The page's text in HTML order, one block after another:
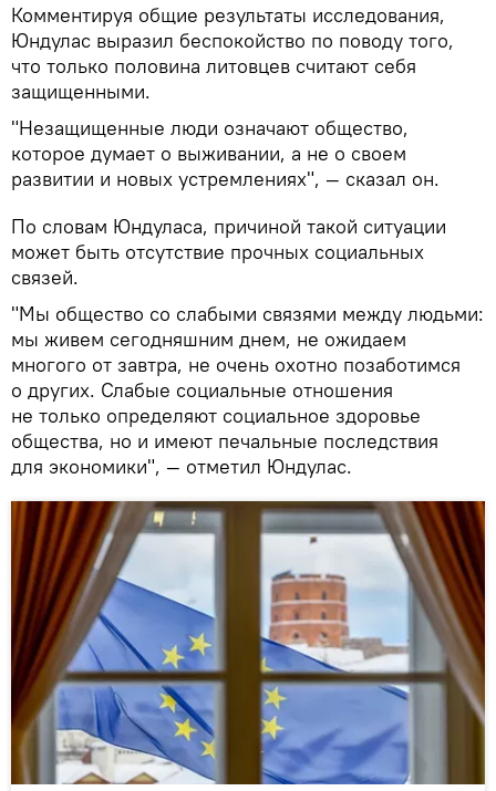
Комментируя общие результаты исследования,
Юндулас выразил беспокойство по поводу того,
что только половина литовцев считают себя
защищенными.
"Незащищенные люди означают общество,
которое думает о выживании, а не о своем
развитии и новых устремлениях", — сказал он.
По словам Юндуласа, причиной такой ситуации
может быть отсутствие прочных социальных
связей.
"Мы общество со слабыми связями между людьми:
мы живем сегодняшним днем, не ожидаем
многого от завтра, не очень охотно позаботимся
о других. Слабые социальные отношения
не только определяют социальное здоровье
общества, но и имеют печальные последствия
для экономики", — отметил Юндулас.